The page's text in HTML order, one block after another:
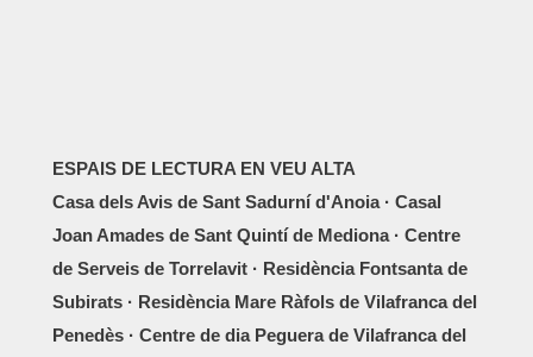
ESPAIS DE LECTURA EN VEU ALTA
Casa dels Avis de Sant Sadurní d'Anoia · Casal
Joan Amades de Sant Quintí de Mediona · Centre
de Serveis de Torrelavit · Residència Fontsanta de
Subirats · Residència Mare Ràfols de Vilafranca del
Penedès · Centre de dia Peguera de Vilafranca del